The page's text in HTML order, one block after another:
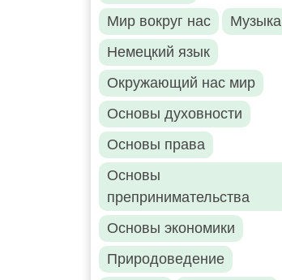
Мир вокруг нас
Музыка
Немецкий язык
Окружающий нас мир
Основы духовности
Основы права
Основы
препринимательства
Основы экономики
Природоведение